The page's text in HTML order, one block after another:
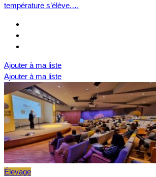
température s’élève.…
Ajouter à ma liste
Ajouter à ma liste
Élevage